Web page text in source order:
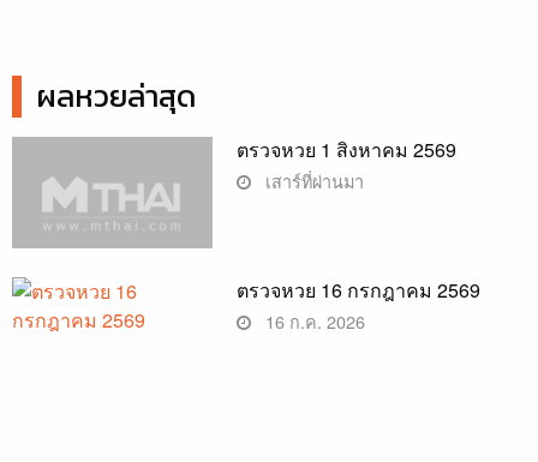
ผลหวยล่าสุด
ตรวจหวย 1 สิงหาคม 2569
เสาร์ที่ผ่านมา
ตรวจหวย 16 กรกฎาคม 2569
16 ก.ค. 2026